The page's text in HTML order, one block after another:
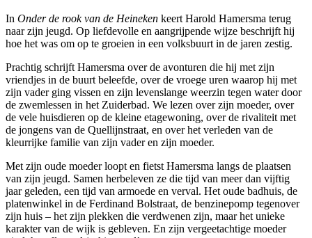
In Onder de rook van de Heineken keert Harold Hamersma terug
naar zijn jeugd. Op liefdevolle en aangrijpende wijze beschrijft hij
hoe het was om op te groeien in een volksbuurt in de jaren zestig.
Prachtig schrijft Hamersma over de avonturen die hij met zijn
vriendjes in de buurt beleefde, over de vroege uren waarop hij met
zijn vader ging vissen en zijn levenslange weerzin tegen water door
de zwemlessen in het Zuiderbad. We lezen over zijn moeder, over
de vele huisdieren op de kleine etagewoning, over de rivaliteit met
de jongens van de Quellijnstraat, en over het verleden van de
kleurrijke familie van zijn vader en zijn moeder.
Met zijn oude moeder loopt en fietst Hamersma langs de plaatsen
van zijn jeugd. Samen herbeleven ze die tijd van meer dan vijftig
jaar geleden, een tijd van armoede en verval. Het oude badhuis, de
platenwinkel in de Ferdinand Bolstraat, de benzinepomp tegenover
zijn huis – het zijn plekken die verdwenen zijn, maar het unieke
karakter van de wijk is gebleven. En zijn vergeetachtige moeder